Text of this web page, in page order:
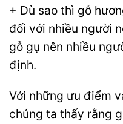
+ Dù sao thì gỗ
đối với nhiều người
gỗ gụ nên nhiều
định.
Với những ưu điểm
chúng ta thấy rằng